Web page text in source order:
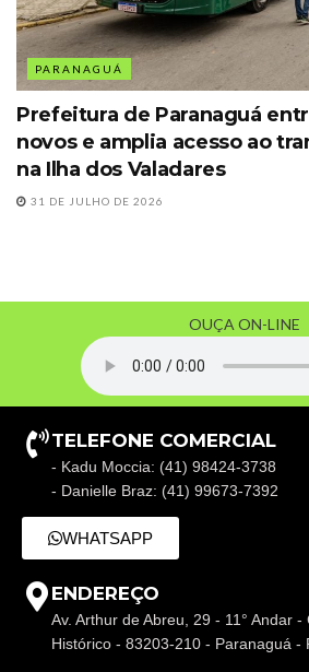
PARANAGUÁ
Prefeitura de Paranaguá
novos e amplia acesso ao
na Ilha dos Valadares
31 DE JULHO DE 2026
OUÇA ON-LINE
TELEFONE COMERCIAL
- Kadu Moccia: (41) 98424-3738
- Danielle Braz: (41) 99673-7392
WHATSAPP
ENDEREÇO
Av. Arthur de Abreu, 29 - 11° Andar -
Histórico - 83203-210 - Paranaguá -